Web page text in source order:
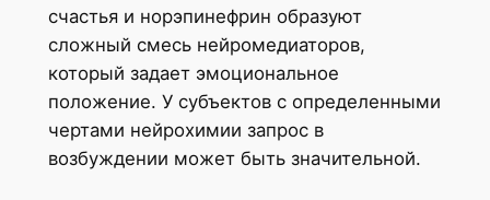
счастья и норэпинефрин образуют
сложный смесь нейромедиаторов,
который задает эмоциональное
положение. У субъектов с определенными
чертами нейрохимии запрос в
возбуждении может быть значительной.